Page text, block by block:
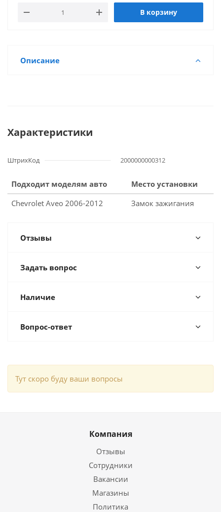
В корзину
Описание
Характеристики
ШтрихКод 2000000000312
Подходит моделям авто
Место установки
Chevrolet Aveo 2006-2012
Замок зажигания
Отзывы
Задать вопрос
Наличие
Вопрос-ответ
Тут скоро буду ваши вопросы
Компания
Отзывы
Сотрудники
Вакансии
Магазины
Политика